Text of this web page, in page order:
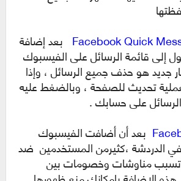
Facebook Quick بعد إضافة
إلى قائمة الرسائل على الفيسبوك
جديد هو حذف جميع الرسائل ، وإذا
تحديث للصفحة ، وبالضغط عليه
على حسابك .
بعد أن أضافت الفيسبوك
الدردشة ،كثيرمن المستخدمين ضد
تسبب مناوشات وخصومات بين